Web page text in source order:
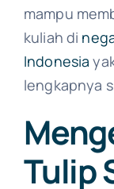
mampu
kuliah di
Indonesia
lengkapnya
Tulip